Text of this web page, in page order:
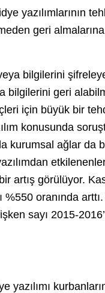
yazılımlarının
geri almalarına
bilgilerini
bilgilerini geri
için büyük bir
konusunda
kurumsal ağlar da
artış görülüyor.
%550 oranında
sayı 2015-
yazılımı